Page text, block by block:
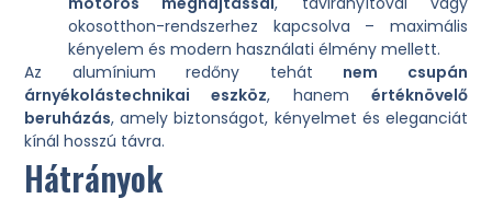
okosotthon-rendszerhez kapcsolva – maximális
kényelem és modern használati élmény mellett.
Az alumínium redőny tehát nem csupán
árnyékolástechnikai eszköz, hanem értéknövelő
beruházás, amely biztonságot, kényelmet és eleganciát
kínál hosszú távra.
Hátrányok